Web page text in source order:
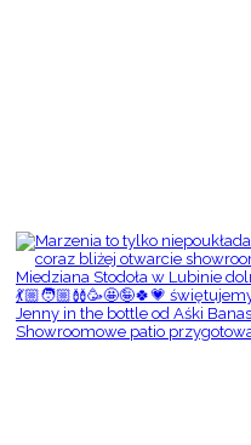
Showroomowe patio